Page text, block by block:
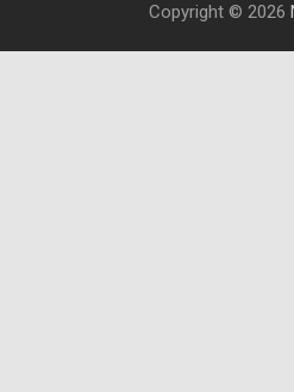
Copyright © 2026